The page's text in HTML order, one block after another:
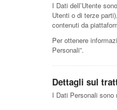
I Dati dell’Utente
Utenti o di terze
contenuti da
Per ottenere
Personali”.
Dettagli sul
I Dati Personali